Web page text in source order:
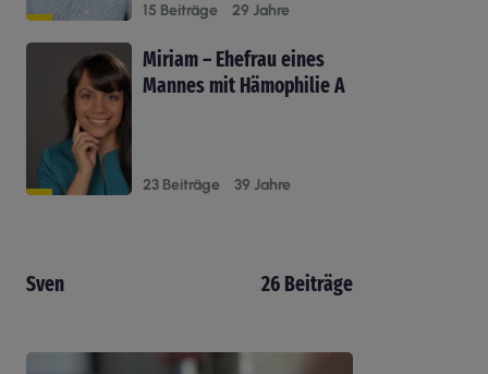
15 Beiträge 29 Jahre
Miriam – Ehefrau eines
Mannes mit Hämophilie A
23 Beiträge 39 Jahre
Sven 26 Beiträge